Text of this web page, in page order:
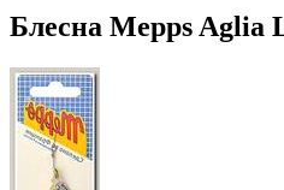
Блесна Mepps Aglia